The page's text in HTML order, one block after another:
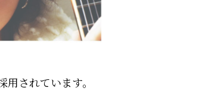
されています。